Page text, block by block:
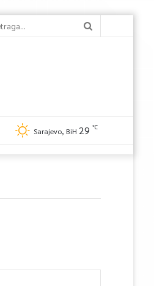
Sarajevo, BiH 29 ℃